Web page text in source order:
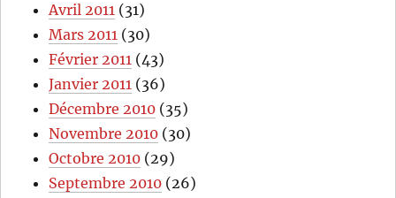
Avril 2011 (31)
Mars 2011 (30)
Février 2011 (43)
Janvier 2011 (36)
Décembre 2010 (35)
Novembre 2010 (30)
Octobre 2010 (29)
Septembre 2010 (26)